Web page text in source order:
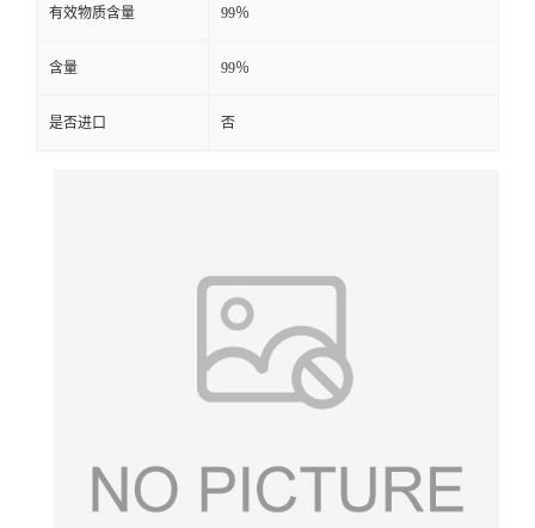
有效物质含量 99％
含量 99％
是否进口 否